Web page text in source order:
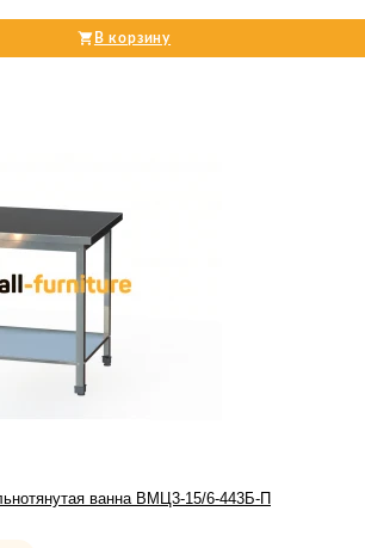
В корзину
ванна ВМЦ3-15/6-443Б-П